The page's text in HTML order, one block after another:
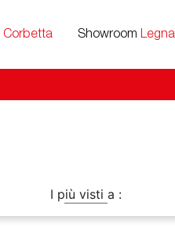
Corbetta Showroom
I più visti a :